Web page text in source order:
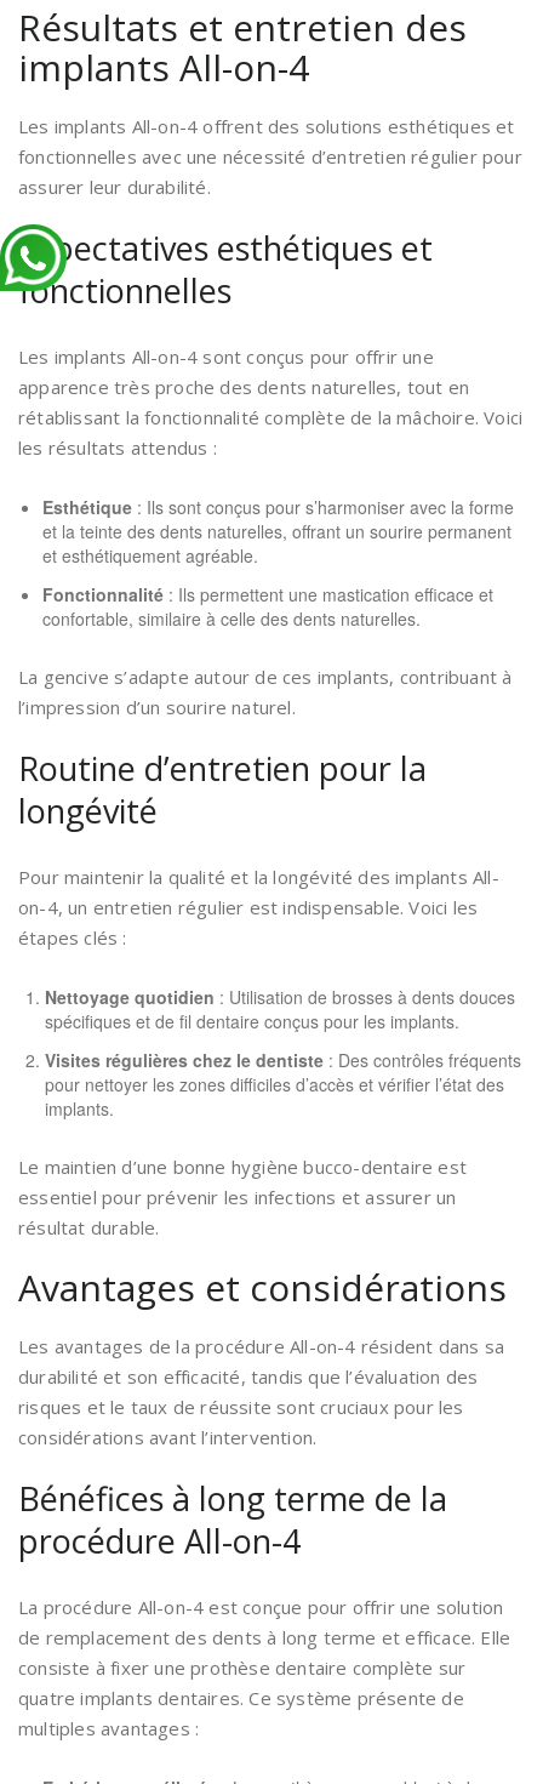
Résultats et entretien des
implants All-on-4
Les implants All-on-4 offrent des solutions esthétiques et
fonctionnelles avec une nécessité d’entretien régulier pour
assurer leur durabilité.
Expectatives esthétiques et
fonctionnelles
Les implants All-on-4 sont conçus pour offrir une
apparence très proche des dents naturelles, tout en
rétablissant la fonctionnalité complète de la mâchoire. Voici
les résultats attendus :
Esthétique : Ils sont conçus pour s’harmoniser avec la forme
et la teinte des dents naturelles, offrant un sourire permanent
et esthétiquement agréable.
Fonctionnalité : Ils permettent une mastication efficace et
confortable, similaire à celle des dents naturelles.
La gencive s’adapte autour de ces implants, contribuant à
l’impression d’un sourire naturel.
Routine d’entretien pour la
longévité
Pour maintenir la qualité et la longévité des implants All-
on-4, un entretien régulier est indispensable. Voici les
étapes clés :
Nettoyage quotidien : Utilisation de brosses à dents douces
spécifiques et de fil dentaire conçus pour les implants.
Visites régulières chez le dentiste : Des contrôles fréquents
pour nettoyer les zones difficiles d’accès et vérifier l’état des
implants.
Le maintien d’une bonne hygiène bucco-dentaire est
essentiel pour prévenir les infections et assurer un
résultat durable.
Avantages et considérations
Les avantages de la procédure All-on-4 résident dans sa
durabilité et son efficacité, tandis que l’évaluation des
risques et le taux de réussite sont cruciaux pour les
considérations avant l’intervention.
Bénéfices à long terme de la
procédure All-on-4
La procédure All-on-4 est conçue pour offrir une solution
de remplacement des dents à long terme et efficace. Elle
consiste à fixer une prothèse dentaire complète sur
quatre implants dentaires. Ce système présente de
multiples avantages :